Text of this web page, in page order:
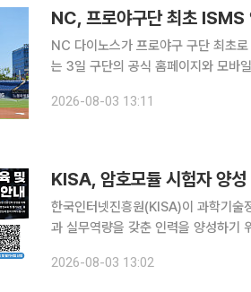
NC, 프로야구단 최초
NC 다이노스가 프로야구 구단 최초로
는 3일 구단의 공식 홈페이지와 모바
다. 인증 유효기간은 2026년 7월
2026-08-03 13:11
KISA, 암호모듈 시험자 양
한국인터넷진흥원(KISA)이 과학기술
과 실무역량을 갖춘 인력을 양성하기
변조를 방지하는 데 사용되는 기술이
2026-08-03 13:02